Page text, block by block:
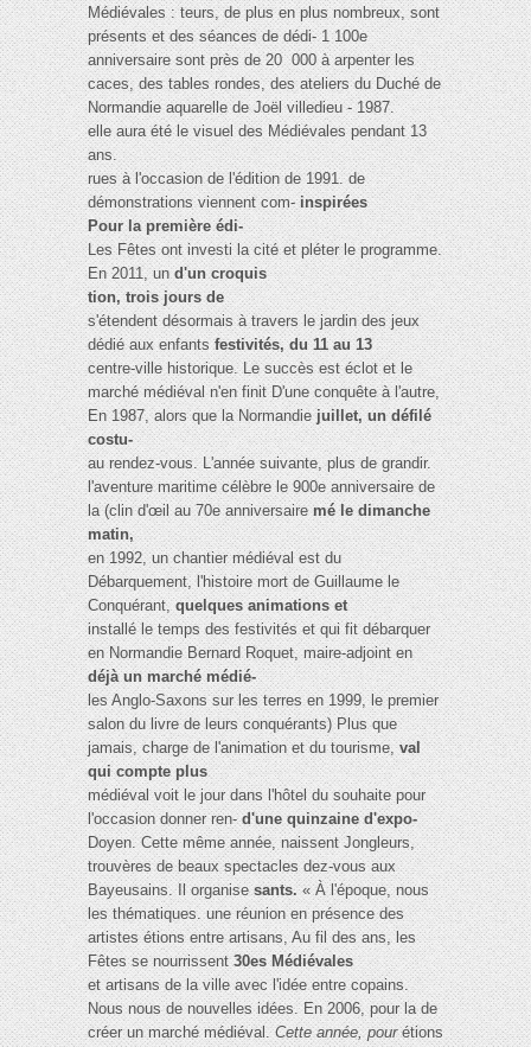
Médiévales : teurs, de plus en plus nombreux, sont
présents et des séances de dédi- 1 100e
anniversaire sont près de 20 000 à arpenter les
caces, des tables rondes, des ateliers du Duché de
Normandie aquarelle de Joël villedieu - 1987.
elle aura été le visuel des Médiévales pendant 13
ans.
rues à l'occasion de l'édition de 1991. de
démonstrations viennent com-inspirées
Pour la première édi-
Les Fêtes ont investi la cité et pléter le programme.
En 2011, und'un croquis
tion, trois jours de
s'étendent désormais à travers le jardin des jeux
dédié aux enfantsfestivités, du 11 au 13
centre-ville historique. Le succès est éclot et le
marché médiéval n'en finit D'une conquête à l'autre,
En 1987, alors que la Normandiejuillet, un défilé
costu-
au rendez-vous. L'année suivante, plus de grandir.
l'aventure maritime célèbre le 900e anniversaire de
la (clin d'œil au 70e anniversairemé le dimanche
matin,
en 1992, un chantier médiéval est du
Débarquement, l'histoire mort de Guillaume le
Conquérant, quelques animations et
installé le temps des festivités et qui fit débarquer
en Normandie Bernard Roquet, maire-adjoint en
déjà un marché médié-
les Anglo-Saxons sur les terres en 1999, le premier
salon du livre de leurs conquérants) Plus que
jamais, charge de l'animation et du tourisme,val
qui compte plus
médiéval voit le jour dans l'hôtel du souhaite pour
l'occasion donner ren-d'une quinzaine d'expo-
Doyen. Cette même année, naissent Jongleurs,
trouvères de beaux spectacles dez-vous aux
Bayeusains. Il organisesants.« À l'époque, nous
les thématiques. une réunion en présence des
artistes étions entre artisans, Au fil des ans, les
Fêtes se nourrissent30es Médiévales
et artisans de la ville avec l'idée entre copains.
Nous nous de nouvelles idées. En 2006, pour la de
créer un marché médiéval.Cette année, pourétions